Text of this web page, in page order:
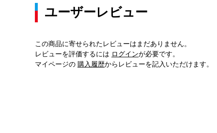
ユーザーレビュー
この商品に寄せられたレビューはまだありません。
レビューを評価するには ログインが必要です。
マイページの 購入履歴からレビューを記入いただけます。